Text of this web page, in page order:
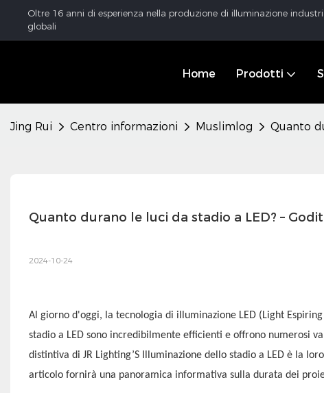
Oltre 16 anni di esperienza nella produzione di illuminazione
globali
Home Prodotti
Jing Rui Centro informazioni Muslimlog Quanto
Quanto durano le luci da stadio a LED? –
2024-10-24
Al giorno d'oggi, la tecnologia di illuminazione LED (Light
stadio a LED sono incredibilmente efficienti e offrono numerosi
distintiva di JR Lighting’S Illuminazione dello stadio a LED è la
articolo fornirà una panoramica informativa sulla durata dei